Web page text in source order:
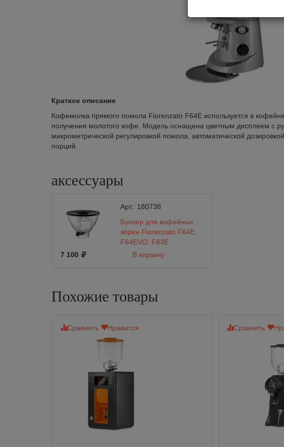
Краткое описание
Кофемолка прямого помола Fiorenzato F64E используется в
получения молотого кофе. Модель оснащена цветным дисплеем с
микрометрической регулировкой помола, автоматической
порций.
аксессуары
Арт.: 180738
Бункер для кофейных
зёрен Fiorenzato F64E,
F64EVO, F83E
7 100
В корзину
Похожие товары
Сравнить Нравится Сравнить